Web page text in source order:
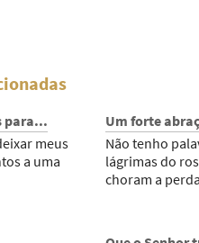
para...
meus
a uma
Um forte
Não tenho
lágrimas do
choram a